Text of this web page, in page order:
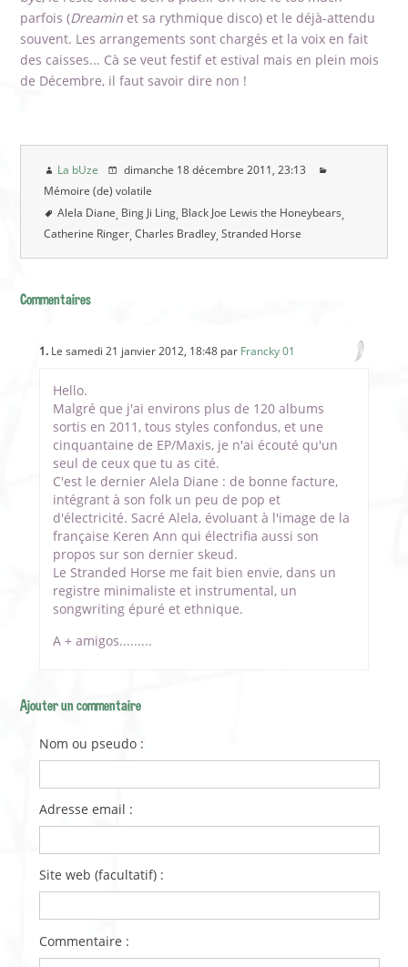
parfois (Dreamin et sa rythmique disco) et le déjà-attendu
souvent. Les arrangements sont chargés et la voix en fait
des caisses... Cà se veut festif et estival mais en plein mois
de Décembre, il faut savoir dire non !
La bUze dimanche 18 décembre 2011 , 23:13
Mémoire (de) volatile
Alela Diane Bing Ji Ling Black Joe Lewis the Honeybears
Catherine Ringer Charles Bradley Stranded Horse
Commentaires
1.Le samedi 21 janvier 2012, 18:48 par Francky 01
Hello.
Malgré que j'ai environs plus de 120 albums
sortis en 2011, tous styles confondus, et une
cinquantaine de EP/Maxis, je n'ai écouté qu'un
seul de ceux que tu as cité.
C'est le dernier Alela Diane : de bonne facture,
intégrant à son folk un peu de pop et
d'électricité. Sacré Alela, évoluant à l'image de la
française Keren Ann qui électrifia aussi son
propos sur son dernier skeud.
Le Stranded Horse me fait bien envie, dans un
registre minimaliste et instrumental, un
songwriting épuré et ethnique.
A + amigos.........
Ajouter un commentaire
Nom ou pseudo :
Adresse email :
Site web (facultatif) :
Commentaire :